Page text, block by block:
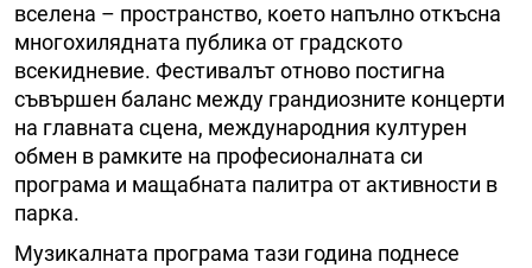
вселена – пространство, което напълно откъсна
многохилядната публика от градското
всекидневие. Фестивалът отново постигна
съвършен баланс между грандиозните концерти
на главната сцена, международния културен
обмен в рамките на професионалната си
програма и мащабната палитра от активности в
парка.
Музикалната програма тази година поднесе